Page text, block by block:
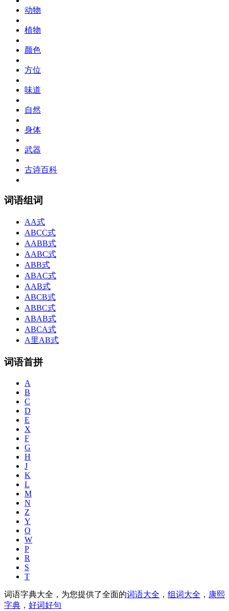
动物
植物
颜色
方位
味道
自然
身体
武器
古诗百科
词语组词
AA式
ABCC式
AABB式
AABC式
ABB式
ABAC式
AAB式
ABCB式
ABBC式
ABAB式
ABCA式
A里AB式
词语首拼
A
B
C
D
E
X
F
G
H
J
K
L
M
N
Z
Y
O
W
P
R
S
T
词语字典大全，为您提供了全面的词语大全 ， 组词大全 ， 康熙
字典 ， 好词好句